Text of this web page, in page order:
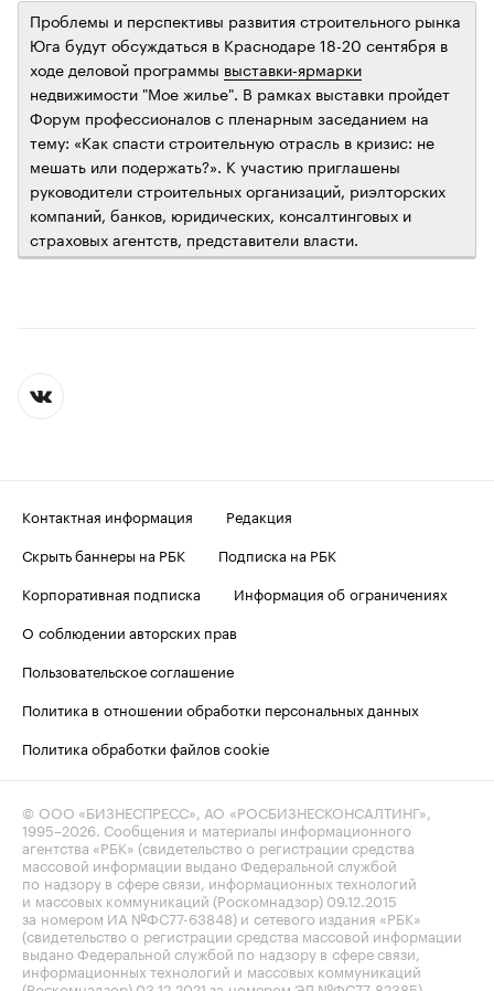
Проблемы и перспективы развития строительного рынка
Юга будут обсуждаться в Краснодаре 18-20 сентября в
ходе деловой программы выставки-ярмарки
недвижимости "Мое жилье". В рамках выставки пройдет
Форум профессионалов с пленарным заседанием на
тему: «Как спасти строительную отрасль в кризис: не
мешать или подержать?». К участию приглашены
руководители строительных организаций, риэлторских
компаний, банков, юридических, консалтинговых и
страховых агентств, представители власти.
Контактная информация
Редакция
Скрыть баннеры на РБК
Подписка на РБК
Корпоративная подписка
Информация об ограничениях
О соблюдении авторских прав
Пользовательское соглашение
Политика в отношении обработки персональных данных
Политика обработки файлов cookie
© ООО «БИЗНЕСПРЕСС», АО «РОСБИЗНЕСКОНСАЛТИНГ»,
1995–2026. Сообщения и материалы информационного
агентства «РБК» (свидетельство о регистрации средства
массовой информации выдано Федеральной службой
по надзору в сфере связи, информационных технологий
и массовых коммуникаций (Роскомнадзор) 09.12.2015
за номером ИА №ФС77-63848) и сетевого издания «РБК»
(свидетельство о регистрации средства массовой информации
выдано Федеральной службой по надзору в сфере связи,
информационных технологий и массовых коммуникаций